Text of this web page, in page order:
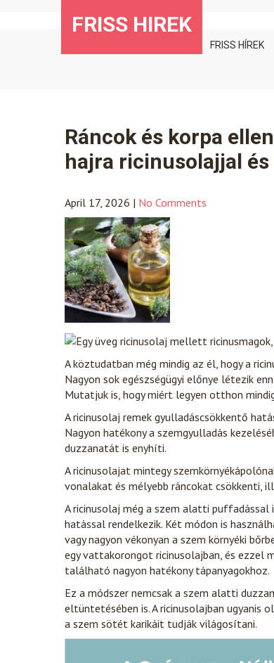
FRISS HIREK
FRISS HÍREK
Ráncok és korpa
hajra ricinusolajjal
April 17, 2026 | No Comments
A köztudatban még mindig az él, hogy a
Nagyon sok egészségügyi előnye létezik
Mutatjuk is, hogy miért legyen otthon
A ricinusolaj remek gyulladáscsökkentő
Nagyon hatékony a szemgyulladás
duzzanatát is enyhíti.
A ricinusolajat mintegy
vonalakat és mélyebb ráncokat csökkenti,
A ricinusolaj még a szem alatti puffadással
hatással rendelkezik. Két módon is
vagy nagyon vékonyan a szem környéki
egy vattakorongot ricinusolajban, és ezzel
található nagyon hatékony tápanyagokhoz.
Ez a módszer nemcsak a szem alatti
eltüntetésében is. A ricinusolajban ugyanis
a szem sötét karikáit tudják világosítani.